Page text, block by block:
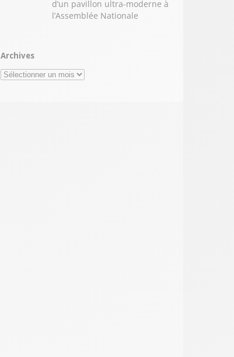
d’un pavillon ultra-moderne à
l’Assemblée Nationale
Archives
Archives